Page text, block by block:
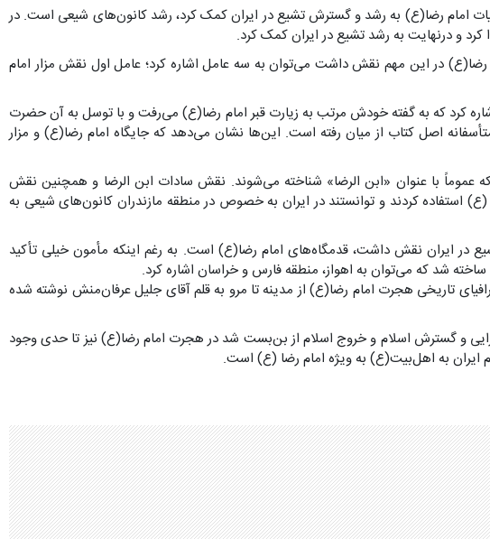
رضا(ع) به رشد و گسترش تشیع در ایران کمک کرد، رشد کانون‌های شیعی است. در
و درنهایت به رشد تشیع در ایران کمک کرد.
رضا(ع) در این مهم نقش داشت می‌توان به سه عامل اشاره کرد؛ عامل اول نقش مزار امام
کرد که به گفته خودش مرتب به زیارت قبر امام رضا(ع) می‌رفت و با توسل به آن حضرت
اصل کتاب از میان رفته است. این‌ها نشان می‌دهد که جایگاه امام رضا(ع) و مزار
عموماً با عنوان «ابن الرضا» شناخته می‌شوند. نقش سادات ابن الرضا و همچنین نقش
کردند و توانستند در ایران به خصوص در منطقه مازندران کانون‌های شیعی به
ایران نقش داشت، قدمگاه‌های امام رضا(ع) است. به رغم اینکه مأمون خیلی تأکید
ساخته شد که می‌توان به اهواز، منطقه فارس و خراسان اشاره کرد.
تاریخی هجرت امام رضا(ع) از مدینه تا مرو به قلم آقای جلیل عرفان‌منش نوشته شده
و گسترش اسلام و خروج اسلام از بن‌بست شد در هجرت امام رضا(ع) نیز تا حدی وجود
ایران به اهل‌بیت(ع) به ویژه امام رضا (ع) است.